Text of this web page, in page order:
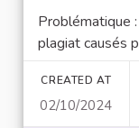
Problématique
plagiat causés
CREATED AT
02/10/2024